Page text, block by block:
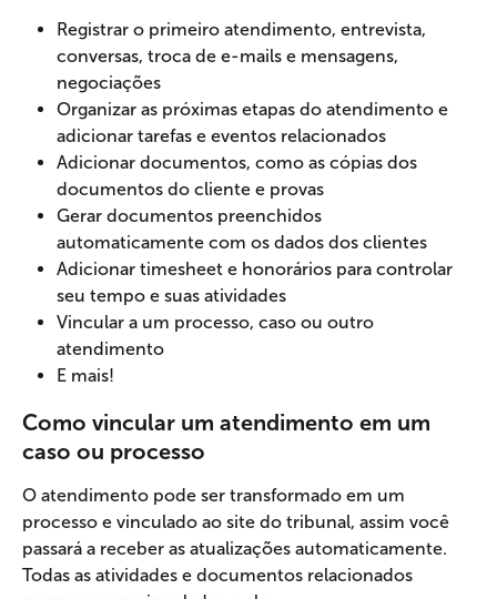
Registrar o primeiro atendimento, entrevista,
conversas, troca de e-mails e mensagens,
negociações
Organizar as próximas etapas do atendimento e
adicionar tarefas e eventos relacionados
Adicionar documentos, como as cópias dos
documentos do cliente e provas
Gerar documentos preenchidos
automaticamente com os dados dos clientes
Adicionar timesheet e honorários para controlar
seu tempo e suas atividades
Vincular a um processo, caso ou outro
atendimento
E mais!
Como vincular um atendimento em um
caso ou processo
O atendimento pode ser transformado em um
processo e vinculado ao site do tribunal, assim você
passará a receber as atualizações automaticamente.
Todas as atividades e documentos relacionados